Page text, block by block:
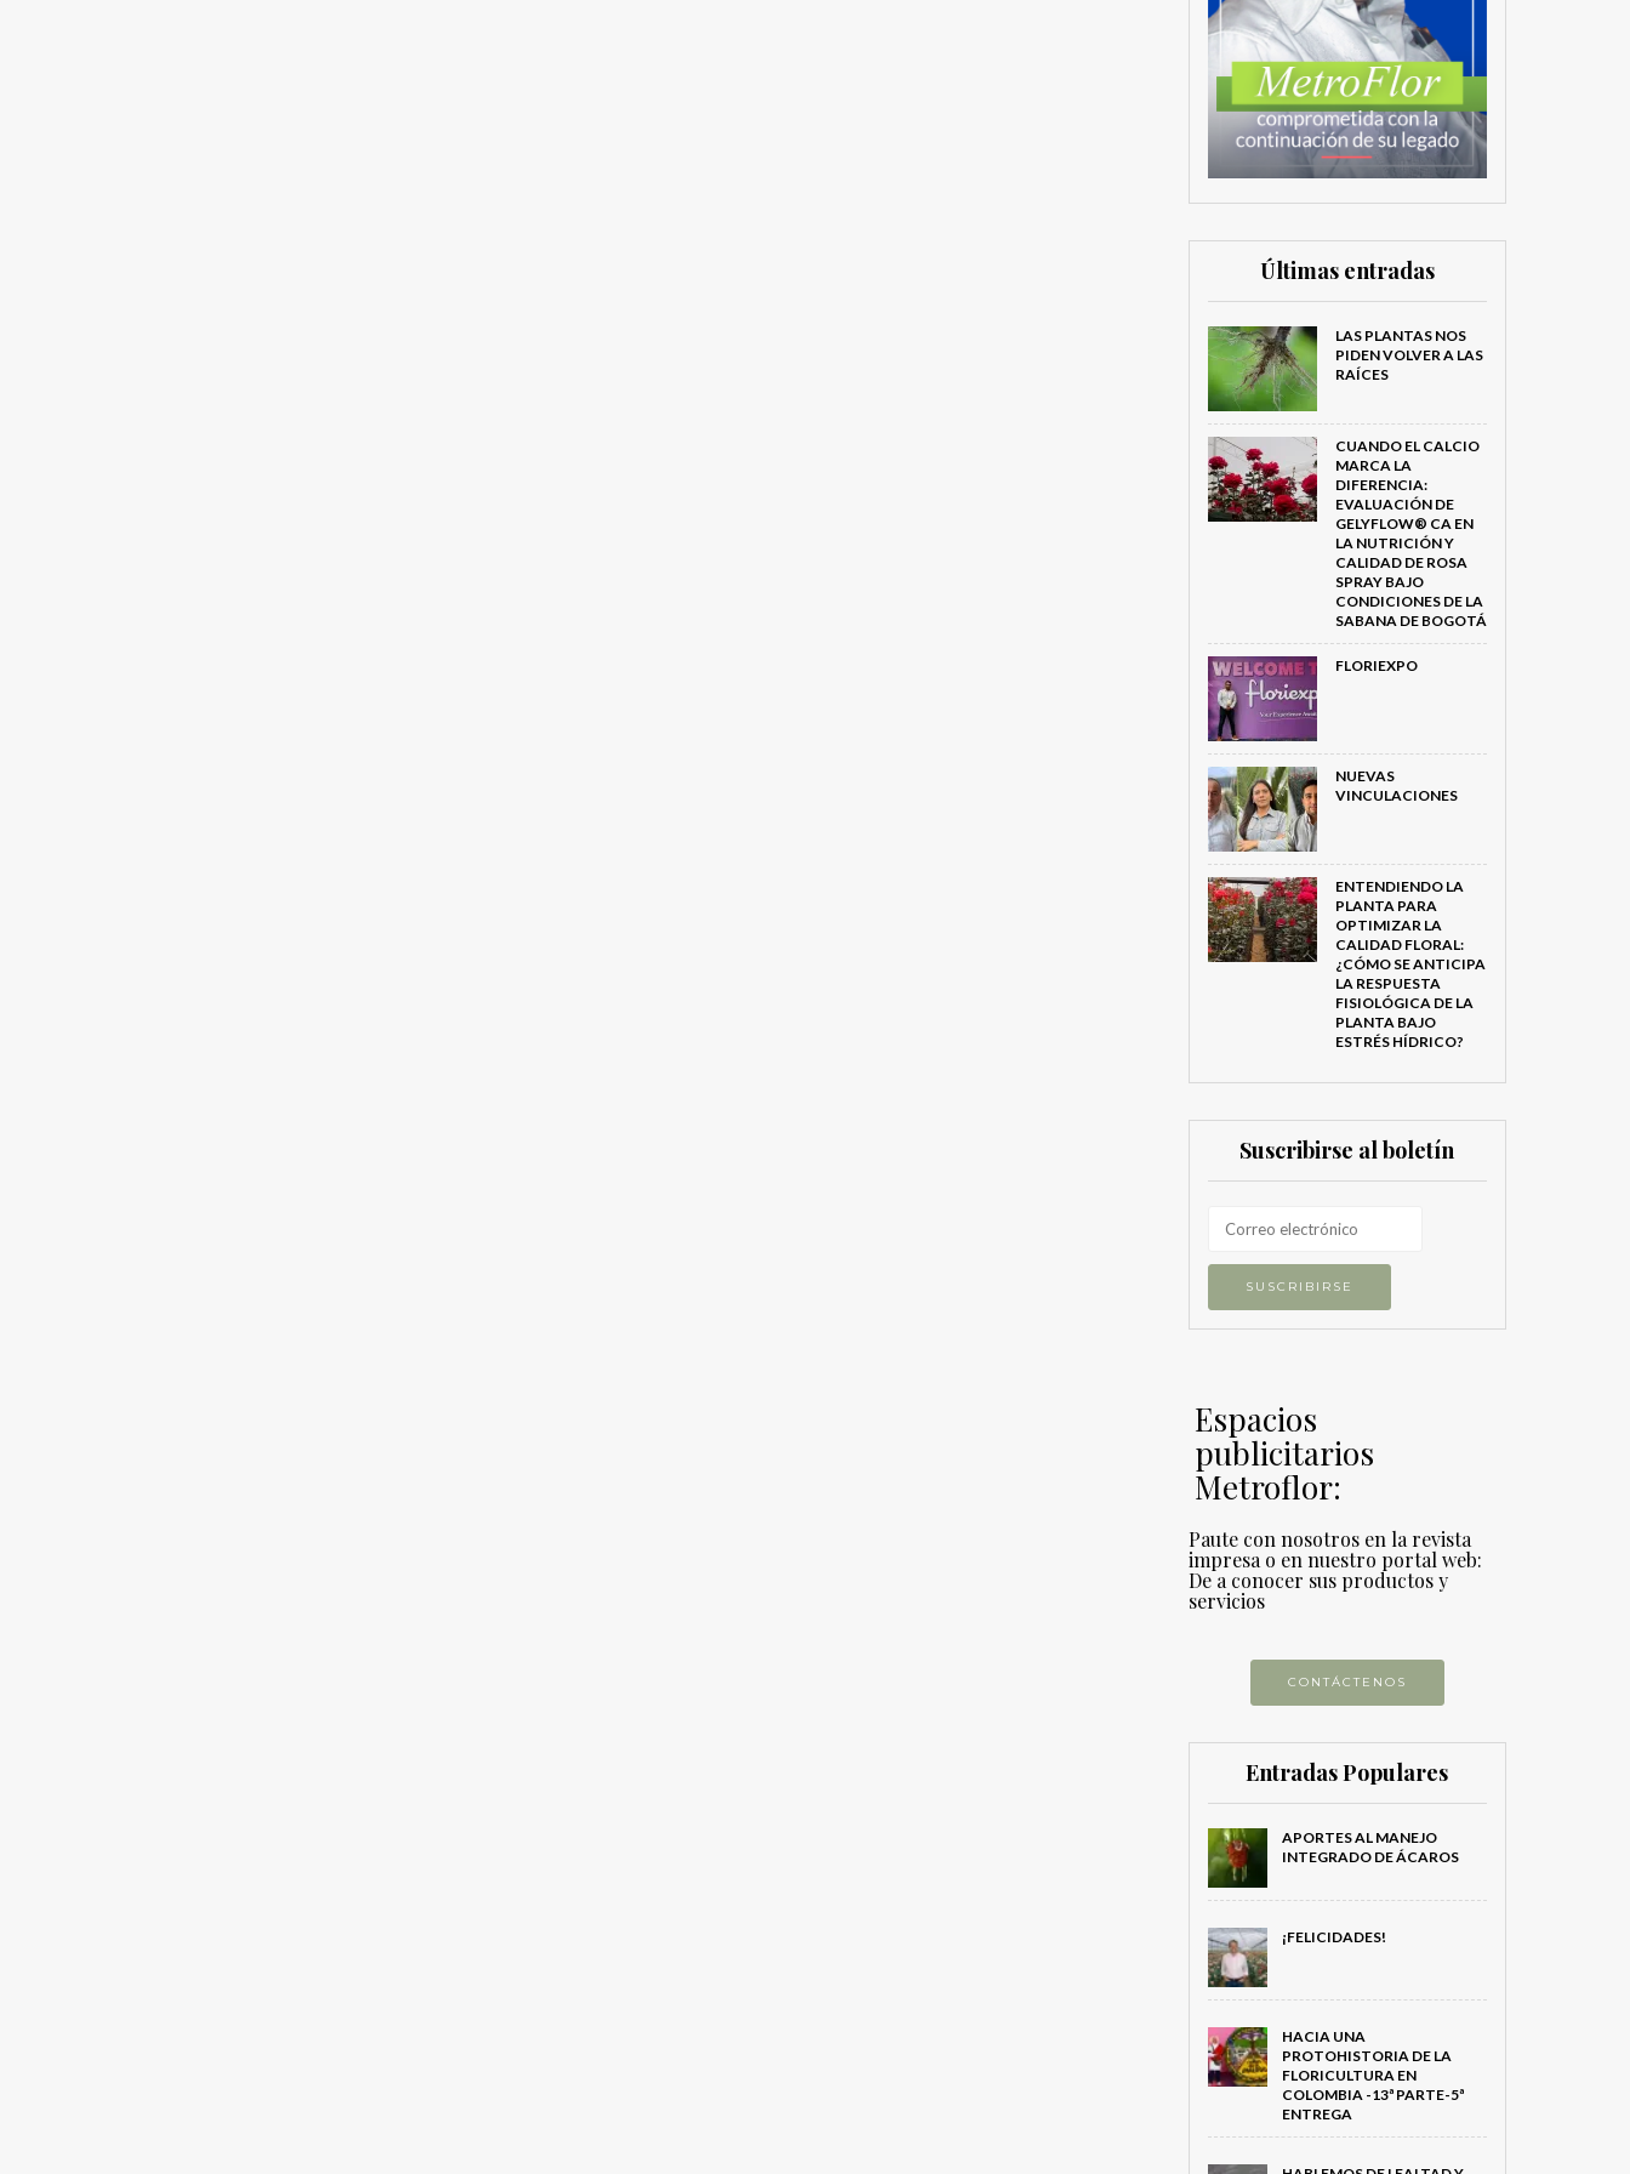
Últimas entradas
LAS PLANTAS NOS
PIDEN VOLVER A LAS
RAÍCES
CUANDO EL CALCIO
MARCA LA
DIFERENCIA:
EVALUACIÓN DE
GELYFLOW® CA EN
LA NUTRICIÓN Y
CALIDAD DE ROSA
SPRAY BAJO
CONDICIONES DE LA
SABANA DE BOGOTÁ
FLORIEXPO
NUEVAS
VINCULACIONES
ENTENDIENDO LA
PLANTA PARA
OPTIMIZAR LA
CALIDAD FLORAL:
¿CÓMO SE ANTICIPA
LA RESPUESTA
FISIOLÓGICA DE LA
PLANTA BAJO
ESTRÉS HÍDRICO?
Suscribirse al boletín
Espacios
publicitarios
Metroflor:
Paute con nosotros en la revista
impresa o en nuestro portal web:
De a conocer sus productos y
servicios
CONTÁCTENOS
Entradas Populares
APORTES AL MANEJO
INTEGRADO DE ÁCAROS
¡FELICIDADES!
HACIA UNA
PROTOHISTORIA DE LA
FLORICULTURA EN
COLOMBIA -13ª PARTE-5ª
ENTREGA